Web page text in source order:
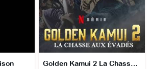
Golden Kamui 2 La Chasse aux évadés